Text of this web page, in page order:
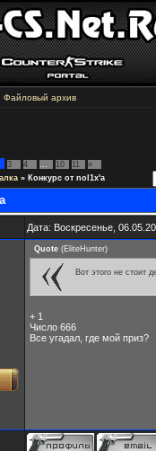
Файловый архив
3 4 … 10 11 »
» Конкурс от nol1x'a
Дата: Воскресенье,
Quote (EliteHunter)
Вот этого не стоит
+ 1
Число 666
Все угадал, где мой приз?